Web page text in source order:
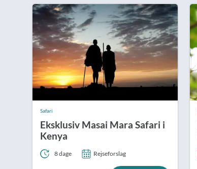
Safari
Eksklusiv Masai Mara Safari i
Kenya
8 dage Rejseforslag